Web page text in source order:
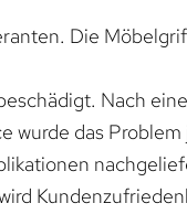
Die
Nach
wurde das